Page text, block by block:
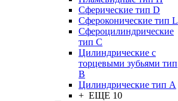
Сферические тип D
Сфероконические тип L
Сфероцилиндрические
тип C
Цилиндрические с
торцевыми зубьями тип
B
Цилиндрические тип А
+ ЕЩЕ 10